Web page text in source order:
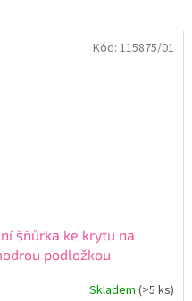
šňůrka ke krytu na
podložkou
Skladem(>5 ks)
Kód: 115875/01